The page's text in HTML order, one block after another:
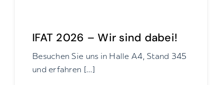
IFAT 2026 – Wir sind dabei!
Besuchen Sie uns in Halle A4, Stand 345
und erfahren [...]